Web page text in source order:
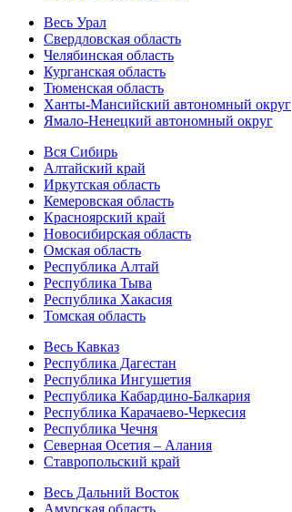
Весь Урал
Свердловская область
Челябинская область
Курганская область
Тюменская область
Ханты-Мансийский автономный округ
Ямало-Ненецкий автономный округ
Вся Сибирь
Алтайский край
Иркутская область
Кемеровская область
Красноярский край
Новосибирская область
Омская область
Республика Алтай
Республика Тыва
Республика Хакасия
Томская область
Весь Кавказ
Республика Дагестан
Республика Ингушетия
Республика Кабардино-Балкария
Республика Карачаево-Черкесия
Республика Чечня
Северная Осетия – Алания
Ставропольский край
Весь Дальний Восток
Амурская область